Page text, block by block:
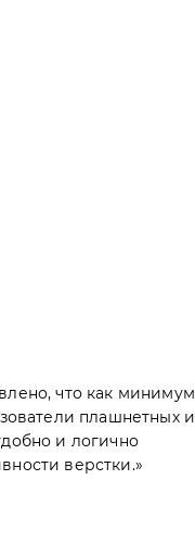
что как минимум
плашнетных и
и логично
верстки.»